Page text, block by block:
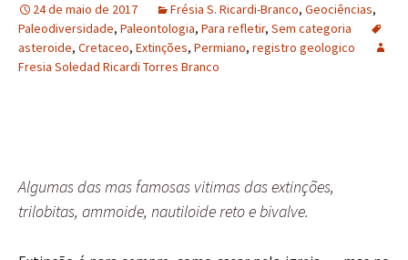
24 de maio de 2017 Frésia S. Ricardi-Branco, Geociências,
Paleodiversidade, Paleontologia, Para refletir, Sem categoria
asteroide, Cretaceo, Extinções, Permiano, registro geologico
Fresia Soledad Ricardi Torres Branco
Algumas das mas famosas vitimas das extinções,
trilobitas, ammoide, nautiloide reto e bivalve.